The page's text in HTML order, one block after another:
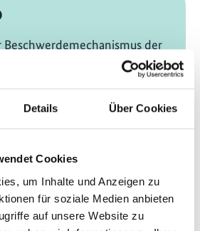
Details Über Cookies
Cookies
um Inhalte und Anzeigen zu
für soziale Medien anbieten
auf unsere Website zu
Beschwerdemechanismus der
[?]